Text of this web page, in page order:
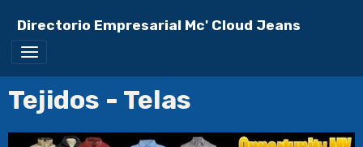
Directorio Empresarial Mc' Cloud Jeans
Tejidos - Telas